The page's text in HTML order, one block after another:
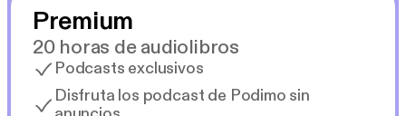
Premium
20 horas de audiolibros
Podcasts exclusivos
Disfruta los podcast de Podimo sin